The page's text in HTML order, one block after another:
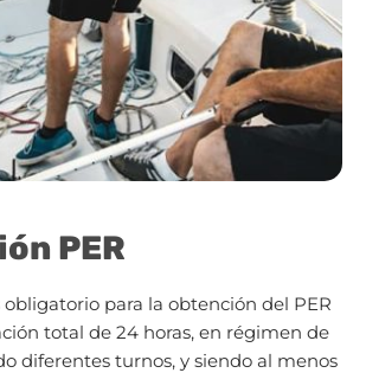
PER
obligatorio para la obtención del PER
total de 24 horas, en régimen de
diferentes turnos, y siendo al menos